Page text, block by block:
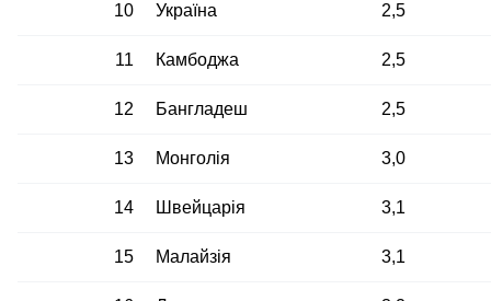
10 Україна 2,5
11 Камбоджа 2,5
12 Бангладеш 2,5
13 Монголія 3,0
14 Швейцарія 3,1
15 Малайзія 3,1